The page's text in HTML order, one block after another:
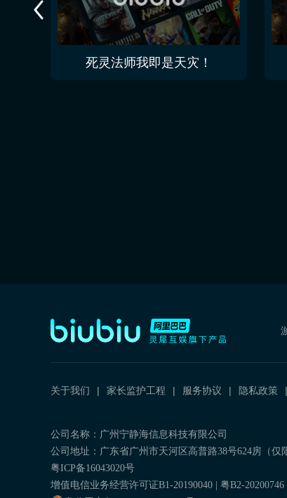
死灵法师我即是天灾！
关于我们 家长监护工程 服务协议 隐私政策
公司名称：广州宁静海信息科技有限公司
公司地址：广东省广州市天河区高普路38号624房（仅
粤ICP备16043020号
增值电信业务经营许可证B1-20190040 | 粤B2-20200746